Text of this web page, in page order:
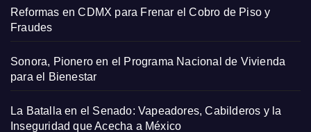
Reformas en CDMX para Frenar el Cobro de Piso y
Fraudes
Sonora, Pionero en el Programa Nacional de Vivienda
para el Bienestar
La Batalla en el Senado: Vapeadores, Cabilderos y la
Inseguridad que Acecha a México